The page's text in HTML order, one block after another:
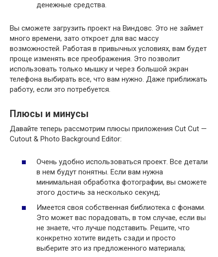
денежные средства.
Вы сможете загрузить проект на Виндовс. Это не займет
много времени, зато откроет для вас массу
возможностей. Работая в привычных условиях, вам будет
проще изменять все преображения. Это позволит
использовать только мышку и через большой экран
телефона выбирать все, что вам нужно. Даже приближать
работу, если это потребуется.
Плюсы и минусы
Давайте теперь рассмотрим плюсы приложения Cut Cut —
Cutout & Photo Background Editor:
Очень удобно использоваться проект. Все детали
в нем будут понятны. Если вам нужна
минимальная обработка фотографии, вы сможете
этого достичь за несколько секунд;
Имеется своя собственная библиотека с фонами.
Это может вас порадовать, в том случае, если вы
не знаете, что лучше подставить. Решите, что
конкретно хотите видеть сзади и просто
выберите это из предложенного материала;